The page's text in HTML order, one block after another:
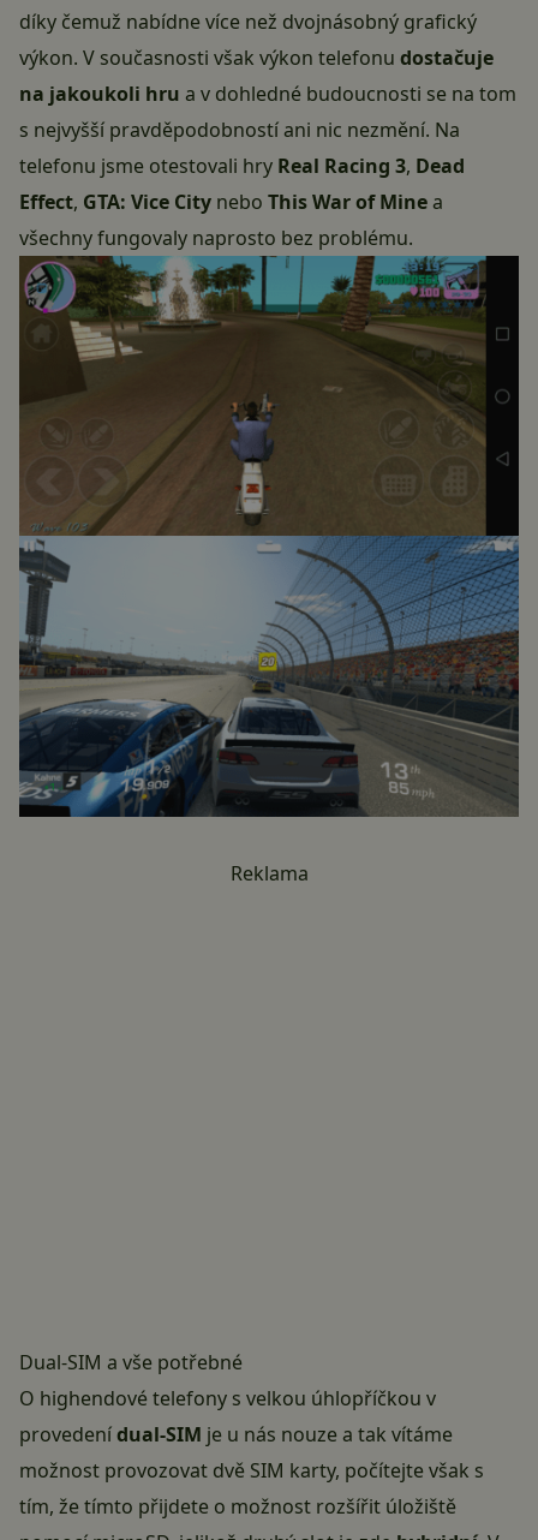
díky čemuž nabídne více než dvojnásobný grafický
výkon. V současnosti však výkon telefonu dostačuje
na jakoukoli hru a v dohledné budoucnosti se na tom
s nejvyšší pravděpodobností ani nic nezmění. Na
telefonu jsme otestovali hry Real Racing 3, Dead
Effect, GTA: Vice City nebo This War of Minea
všechny fungovaly naprosto bez problému.
Reklama
Dual-SIM a vše potřebné
O highendové telefony s velkou úhlopříčkou v
provedenídual-SIM je u nás nouze a tak vítáme
možnost provozovat dvě SIM karty, počítejte však s
tím, že tímto přijdete o možnost rozšířit úložiště